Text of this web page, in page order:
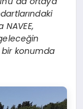
bir konumda